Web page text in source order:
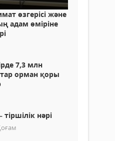
өзгерісі және
адам өміріне
7,3 млн
орман қоры
тіршілік нәрі